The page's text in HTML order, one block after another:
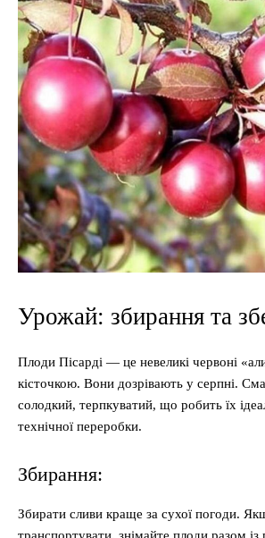
Урожай: збирання та
Плоди Пісарді — це невеликі червоні
кісточкою. Вони дозрівають у серпні.
солодкий, терпкуватий, що робить їх
технічної переробки.
Збирання:
Збирати сливи краще за сухої погоди.
транспортувати, знімайте плоди разом